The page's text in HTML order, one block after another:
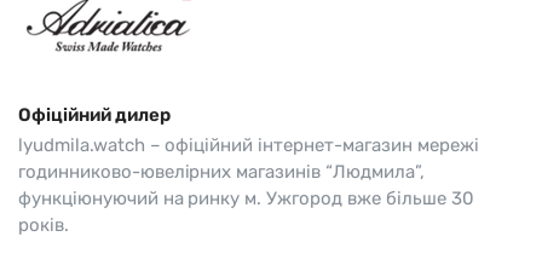
Офіційний дилер
lyudmila.watch – офіційний інтернет-магазин мережі
годинниково-ювелірних магазинів “Людмила”,
функціюнуючий на ринку м. Ужгород вже більше 30
років.